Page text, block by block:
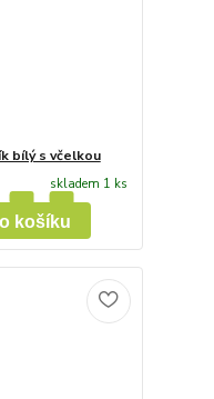
bílý s včelkou
skladem 1 ks
košíku